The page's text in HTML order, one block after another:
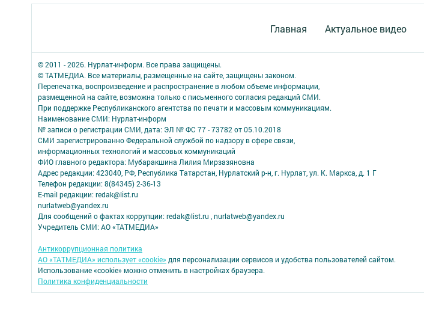
Главная Актуальное видео
© 2011 - 2026. Нурлат-⁠информ. Все права защищены.
© ТАТМЕДИА. Все материалы, размещенные на сайте, защищены законом.
Перепечатка, воспроизведение и распространение в любом объеме информации,
размещенной на сайте, возможна только с письменного согласия редакций СМИ.
При поддержке Республиканского агентства по печати и массовым коммуникациям.
Наименование СМИ: Нурлат-⁠информ
№ записи о регистрации СМИ, дата: ЭЛ № ФС 77 -⁠ 73782 от 05.10.2018
СМИ зарегистрированно Федеральной службой по надзору в сфере связи,
информационных технологий и массовых коммуникаций
ФИО главного редактора: Мубаракшина Лилия Мирзазяновна
Адрес редакции: 423040, РФ, Республика Татарстан, Нурлатский р-н, г. Нурлат, ул. К. Маркса, д. 1 Г
Телефон редакции: 8(84345) 2-36-13
E-mail редакции: redak@list.ru
nurlatweb@yandex.ru
Для сообщений о фактах коррупции: redak@list.ru , nurlatweb@yandex.ru
Учредитель СМИ: АО «ТАТМЕДИА»
Антикоррупционная политика
АО «ТАТМЕДИА» использует «cookie» для персонализации сервисов и удобства пользователей сайтом.
Использование «cookie» можно отменить в настройках браузера.
Политика конфиденциальности